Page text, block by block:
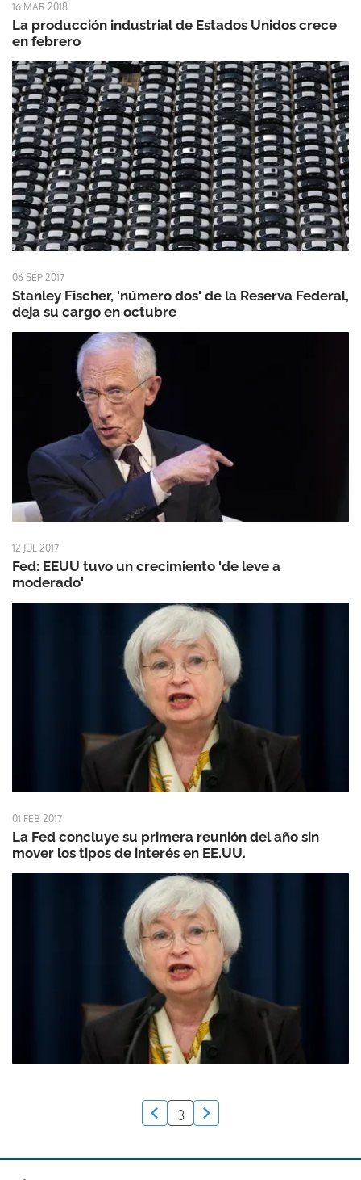
16 MAR 2018
La producción industrial de Estados Unidos crece
en febrero
06 SEP 2017
Stanley Fischer, 'número dos' de la Reserva Federal,
deja su cargo en octubre
12 JUL 2017
Fed: EEUU tuvo un crecimiento 'de leve a
moderado'
01 FEB 2017
La Fed concluye su primera reunión del año sin
mover los tipos de interés en EE.UU.
3